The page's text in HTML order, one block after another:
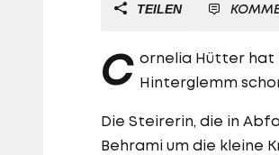
TEILEN
C ornelia Hütter hat
Hinterglemm
Die Steirerin, die in
Behrami um die kleine